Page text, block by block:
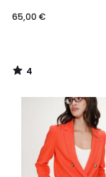
65,00 €
4
/